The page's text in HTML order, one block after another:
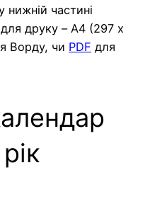
нижній частині
друку – A4 (297 х
Ворду, чи PDF для